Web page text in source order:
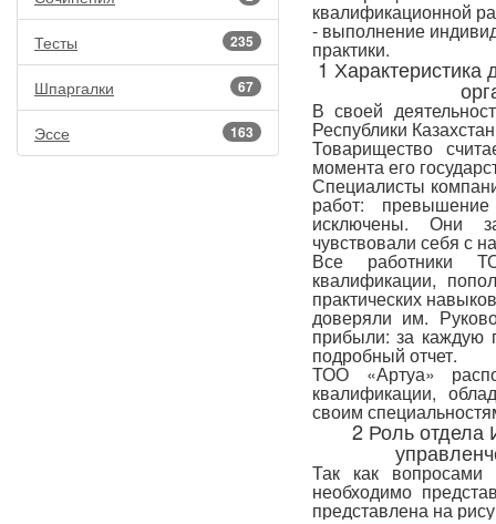
235
Тесты
67
Шпаргалки
163
Эссе
квалификационной
- выполнение
практики.
1 Характеристика
В своей
Республики
Товарищество
момента его
Специалисты
работ:
исключены. Они
чувствовали себя с
Все работники
квалификации,
практических
доверяли им.
прибыли: за каждую
подробный отчет.
ТОО «Артуа»
квалификации,
своим
2 Роль отдела
Так как
необходимо
представлена на